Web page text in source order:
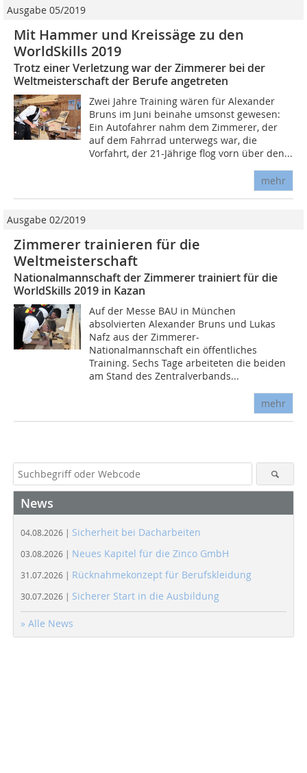
Ausgabe 05/2019
Mit Hammer und Kreissäge zu den
WorldSkills 2019
Trotz einer Verletzung war der Zimmerer bei der
Weltmeisterschaft der Berufe angetreten
Zwei Jahre Training wären für Alexander
Bruns im Juni beinahe umsonst gewesen:
Ein Autofahrer nahm dem Zimmerer, der
auf dem Fahrrad unterwegs war, die
Vorfahrt, der 21-Jährige flog vorn über den...
mehr
Ausgabe 02/2019
Zimmerer trainieren für die
Weltmeisterschaft
Nationalmannschaft der Zimmerer trainiert für die
WorldSkills 2019 in Kazan
Auf der Messe BAU in München
absolvierten Alexander Bruns und Lukas
Nafz aus der Zimmerer-
Nationalmannschaft ein öffentliches
Training. Sechs Tage arbeiteten die beiden
am Stand des Zentralverbands...
mehr
News
04.08.2026 | Sicherheit bei Dacharbeiten
03.08.2026 | Neues Kapitel für die Zinco GmbH
31.07.2026 | Rücknahmekonzept für Berufskleidung
30.07.2026 | Sicherer Start in die Ausbildung
» Alle News